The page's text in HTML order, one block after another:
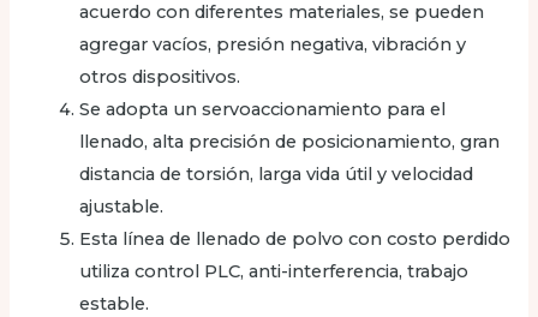
acuerdo con diferentes materiales, se pueden
agregar vacíos, presión negativa, vibración y
otros dispositivos.
Se adopta un servoaccionamiento para el
llenado, alta precisión de posicionamiento, gran
distancia de torsión, larga vida útil y velocidad
ajustable.
Esta línea de llenado de polvo con costo perdido
utiliza control PLC, anti-interferencia, trabajo
estable.